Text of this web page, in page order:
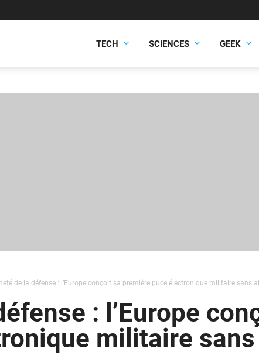
TECH SCIENCES GEEK
de la défense : l’Europe conçoit sa première puce électronique militaire sans
: l’Europe
militaire